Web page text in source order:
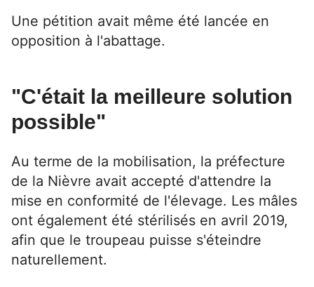
Une pétition avait même été lancée en
opposition à l'abattage.
"C'était la meilleure solution
possible"
Au terme de la mobilisation, la préfecture
de la Nièvre avait accepté d'attendre la
mise en conformité de l'élevage. Les mâles
ont également été stérilisés en avril 2019,
afin que le troupeau puisse s'éteindre
naturellement.